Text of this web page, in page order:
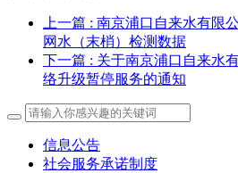
上一篇 : 南京浦口自来水有限
网水（末梢）检测数据
下一篇 : 关于南京浦口自来水
络升级暂停服务的通知
信息公告
社会服务承诺制度